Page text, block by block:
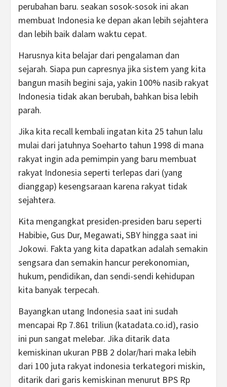
perubahan baru. seakan sosok-sosok ini akan
membuat Indonesia ke depan akan lebih sejahtera
dan lebih baik dalam waktu cepat.
Harusnya kita belajar dari pengalaman dan
sejarah. Siapa pun capresnya jika sistem yang kita
bangun masih begini saja, yakin 100% nasib rakyat
Indonesia tidak akan berubah, bahkan bisa lebih
parah.
Jika kita recall kembali ingatan kita 25 tahun lalu
mulai dari jatuhnya Soeharto tahun 1998 di mana
rakyat ingin ada pemimpin yang baru membuat
rakyat Indonesia seperti terlepas dari (yang
dianggap) kesengsaraan karena rakyat tidak
sejahtera.
Kita mengangkat presiden-presiden baru seperti
Habibie, Gus Dur, Megawati, SBY hingga saat ini
Jokowi. Fakta yang kita dapatkan adalah semakin
sengsara dan semakin hancur perekonomian,
hukum, pendidikan, dan sendi-sendi kehidupan
kita banyak terpecah.
Bayangkan utang Indonesia saat ini sudah
mencapai Rp 7.861 triliun (katadata.co.id), rasio
ini pun sangat melebar. Jika ditarik data
kemiskinan ukuran PBB 2 dolar/hari maka lebih
dari 100 juta rakyat indonesia terkategori miskin,
ditarik dari garis kemiskinan menurut BPS Rp